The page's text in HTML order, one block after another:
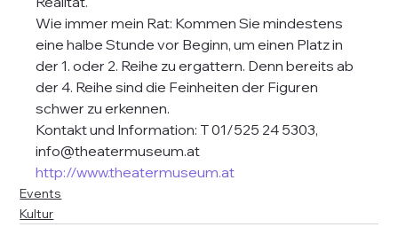
Wie immer mein Rat: Kommen Sie mindestens
eine halbe Stunde vor Beginn, um einen Platz in
der 1. oder 2. Reihe zu ergattern. Denn bereits ab
der 4. Reihe sind die Feinheiten der Figuren
schwer zu erkennen.
Kontakt und Information: T 01/525 24 5303,
info@theatermuseum.at
http://www.theatermuseum.at
Events
Kultur